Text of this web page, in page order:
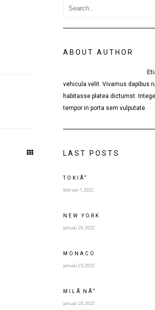
ABOUT AUTHOR
vehicula velit. Vivamus dapibus
habitasse platea dictumst.
tempor in porta sem vulputate.
LAST POSTS
TOKIÃ“
február 1, 2022
NEW YORK
január 26, 2022
MONACO
január 25, 2022
MILÃNÃ“
január 20, 2022